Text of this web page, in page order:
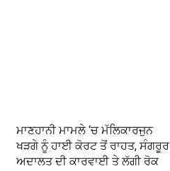
ਮਾਣਹਾਨੀ ਮਾਮਲੇ ‘ਚ ਮੱਲਿਕਾਰਜੁਨ
ਖੜਗੇ ਨੂੰ ਹਾਈ ਕੋਰਟ ਤੋਂ ਰਾਹਤ, ਸੰਗਰੂਰ
ਅਦਾਲਤ ਦੀ ਕਾਰਵਾਈ ਤੇ ਲੱਗੀ ਰੋਕ